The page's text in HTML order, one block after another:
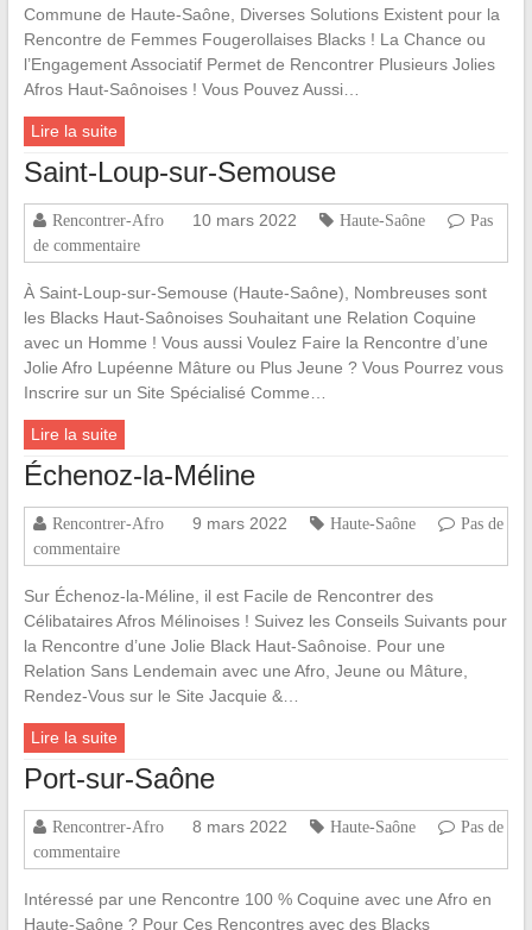
Commune de Haute-Saône, Diverses Solutions Existent pour la
Rencontre de Femmes Fougerollaises Blacks ! La Chance ou
l’Engagement Associatif Permet de Rencontrer Plusieurs Jolies
Afros Haut-Saônoises ! Vous Pouvez Aussi…
Lire la suite
Saint-Loup-sur-Semouse
Rencontrer-Afro 10 mars 2022 Haute-Saône
Pas
de commentaire
À Saint-Loup-sur-Semouse (Haute-Saône), Nombreuses sont
les Blacks Haut-Saônoises Souhaitant une Relation Coquine
avec un Homme ! Vous aussi Voulez Faire la Rencontre d’une
Jolie Afro Lupéenne Mâture ou Plus Jeune ? Vous Pourrez vous
Inscrire sur un Site Spécialisé Comme…
Lire la suite
Échenoz-la-Méline
Rencontrer-Afro 9 mars 2022 Haute-Saône
Pas de
commentaire
Sur Échenoz-la-Méline, il est Facile de Rencontrer des
Célibataires Afros Mélinoises ! Suivez les Conseils Suivants pour
la Rencontre d’une Jolie Black Haut-Saônoise. Pour une
Relation Sans Lendemain avec une Afro, Jeune ou Mâture,
Rendez-Vous sur le Site Jacquie &…
Lire la suite
Port-sur-Saône
Rencontrer-Afro 8 mars 2022 Haute-Saône
Pas de
commentaire
Intéressé par une Rencontre 100 % Coquine avec une Afro en
Haute-Saône ? Pour Ces Rencontres avec des Blacks